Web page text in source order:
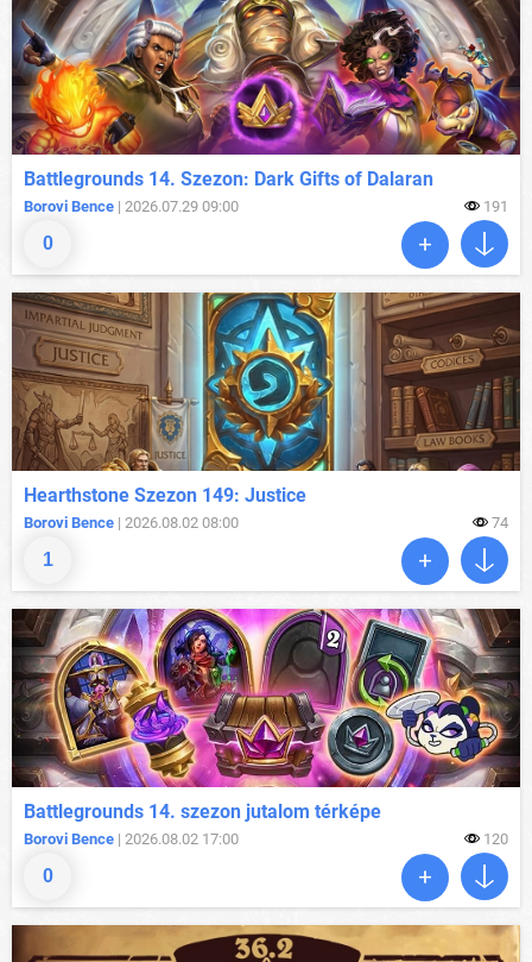
0
Battlegrounds 14. Szezon: Dark Gifts of Dalaran
Borovi Bence | 2026.07.29 09:00 191
1
Hearthstone Szezon 149: Justice
Borovi Bence | 2026.08.02 08:00 74
0
Battlegrounds 14. szezon jutalom térképe
Borovi Bence | 2026.08.02 17:00 120